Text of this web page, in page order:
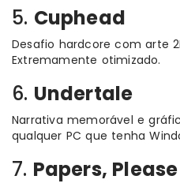
5. Cuphead
Desafio hardcore com arte
Extremamente otimizado.
6. Undertale
Narrativa memorável e
qualquer PC que tenha
7. Papers, Please